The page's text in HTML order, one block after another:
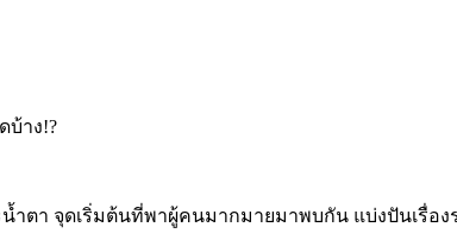
ำตา จุดเริ่มต้นที่พาผู้คนมากมายมาพบกัน แบ่งปันเรื่อ